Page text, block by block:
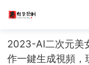
2023-AI二次元美
作一鍵生成視頻，